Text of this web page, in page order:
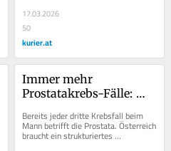
17.03.2026
50
kurier.at
Immer mehr
Prostatakrebs-Fälle:
Vorsorge
Bereits jeder dritte Krebsfall beim
Mann betrifft die Prostata. Österreich
braucht ein strukturiertes